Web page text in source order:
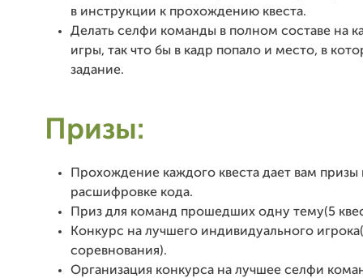
в инструкции к прохождению квеста.
Делать селфи команды в полном составе на
игры, так что бы в кадр попало и место, в
задание.
Призы:
Прохождение каждого квеста дает вам призы
расшифровке кода.
Приз для команд прошедших одну тему(5
Конкурс на лучшего индивидуального
соревнования).
Организация конкурса на лучшее селфи